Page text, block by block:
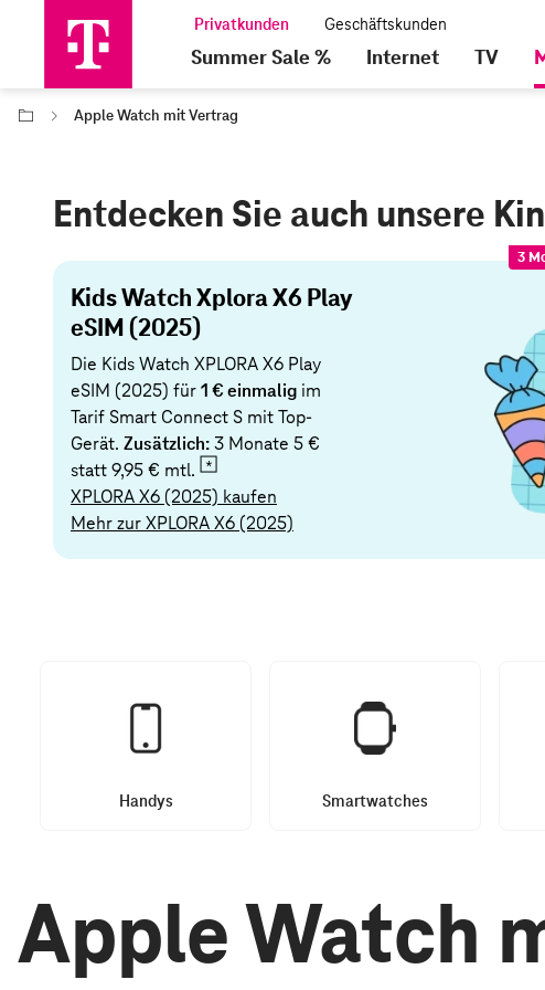
Summer Sale % Internet TV
Apple Watch mit Vertrag
Entdecken Sie auch unsere
Kids Watch Xplora X6 Play
eSIM (2025)
Die Kids Watch XPLORA X6 Play
eSIM (2025) für1 € einmalig im
Tarif Smart Connect S mit Top-
Gerät. Zusätzlich:3 Monate 5 €
statt9,95 € mtl.
XPLORA X6 (2025) kaufen
Mehr zur XPLORA X6 (2025)
3
Handys Smartwatches
Apple Watch